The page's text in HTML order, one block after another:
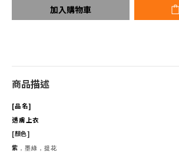
加入購物車
商品描述
[品名]
透膚上衣
[顏色]
紫 ，墨綠，提花